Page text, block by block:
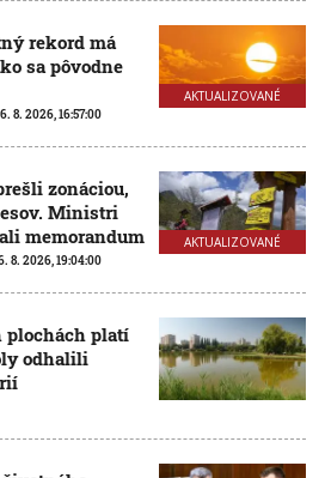
AKTUALIZOVANÉ
rekord má
sa pôvodne
6. 8. 2026, 16:57:00
AKTUALIZOVANÉ
zonáciou,
Ministri
memorandum
8. 2026, 19:04:00
plochách platí
odhalili